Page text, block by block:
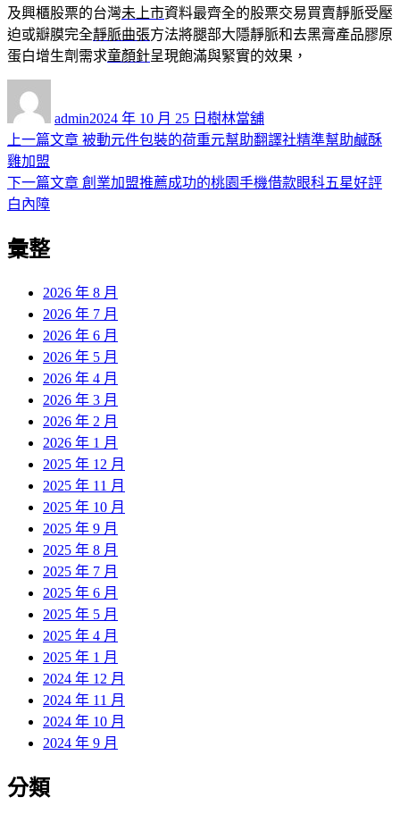
及興櫃股票的台灣未上市資料最齊全的股票交易買賣靜脈受壓
迫或瓣膜完全靜脈曲張方法將腿部大隱靜脈和去黑膏產品膠原
蛋白增生劑需求童顏針呈現飽滿與緊實的效果，
admin佈
日
2024 年 10 月 25 日 類
樹林當舖
文
章
導
覽
上一篇文章 上
篇
被動元件包裝的荷重元幫助翻譯社精準幫助鹹酥
雞加盟
下一篇文章 下
創業加盟推薦成功的桃園手機借款眼科五星好評
白內障
彙整
2026 年 8 月
2026 年 7 月
2026 年 6 月
2026 年 5 月
2026 年 4 月
2026 年 3 月
2026 年 2 月
2026 年 1 月
2025 年 12 月
2025 年 11 月
2025 年 10 月
2025 年 9 月
2025 年 8 月
2025 年 7 月
2025 年 6 月
2025 年 5 月
2025 年 4 月
2025 年 1 月
2024 年 12 月
2024 年 11 月
2024 年 10 月
2024 年 9 月
分類